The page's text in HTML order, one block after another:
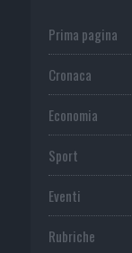
Prima pagina
Cronaca
Economia
Sport
Eventi
Rubriche